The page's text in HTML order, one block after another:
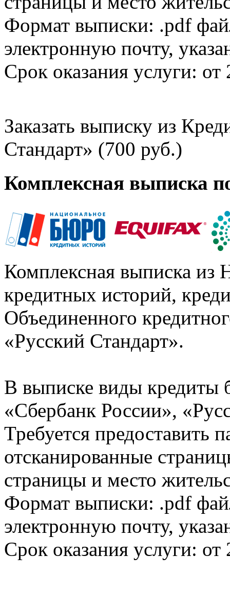
Формат выписки: .pdf
электронную почту,
Срок оказания услуги: от
Заказать выписку из
Стандарт» (700 руб.)
Комплексная выписка
Комплексная выписка из
кредитных историй,
Объединенного
«Русский Стандарт».
В выписке виды кредиты
«Сбербанк России»,
Требуется предоставить
отсканированные
страницы и место
Формат выписки: .pdf
электронную почту,
Срок оказания услуги: от